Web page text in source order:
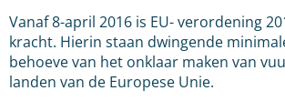
Vanaf 8-april 2016 is EU- verordening
kracht. Hierin staan dwingende
behoeve van het onklaar maken van
landen van de Europese Unie.